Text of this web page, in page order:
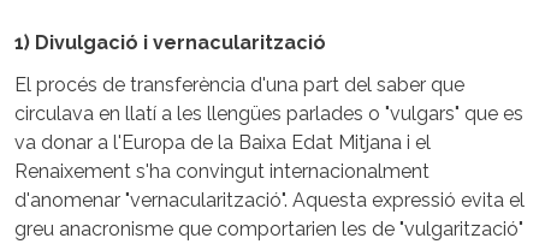
1) Divulgació i vernacularització
El procés de transferència d'una part del saber que
circulava en llatí a les llengües parlades o "vulgars" que es
va donar a l'Europa de la Baixa Edat Mitjana i el
Renaixement s'ha convingut internacionalment
d'anomenar "vernacularització". Aquesta expressió evita el
greu anacronisme que comportarien les de "vulgarització"